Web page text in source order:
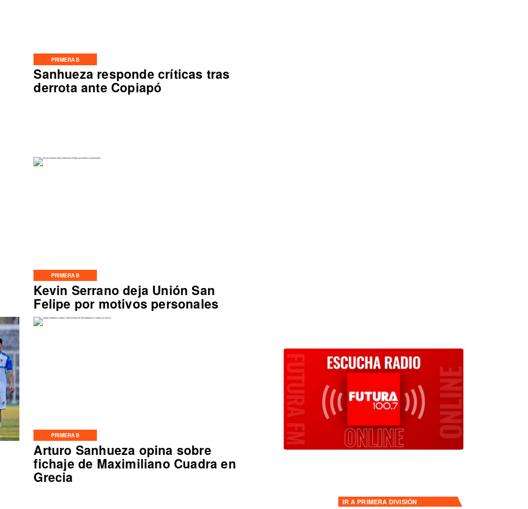
PRIMERA B
Sanhueza responde críticas tras
derrota ante Copiapó
PRIMERA B
Kevin Serrano deja Unión San
Felipe por motivos personales
PRIMERA B
Arturo Sanhueza opina sobre
fichaje de Maximiliano Cuadra en
Grecia
IR A PRIMERA DIVISIÓN